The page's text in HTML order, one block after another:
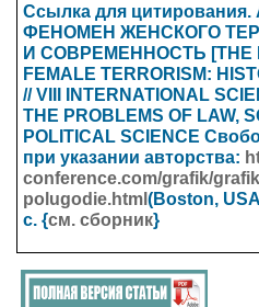
Ссылка для
ФЕНОМЕН ЖЕНСКОГО
И СОВРЕМЕННОСТЬ [THE
FEMALE TERRORISM:
// VIII INTERNATIONAL
THE PROBLEMS OF LAW,
POLITICAL SCIENCE
при указании авторства:
conference.com/grafik/
polugodie.html (Boston,
с. {см. сборник}